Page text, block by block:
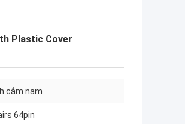
Plastic Cover
cắm nam
64pin